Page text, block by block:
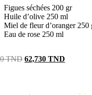
Figues séchées 200 gr
Huile d’olive 250 ml
Miel de fleur d’oranger 250
Eau de rose 250 ml
TND 62,730 TND